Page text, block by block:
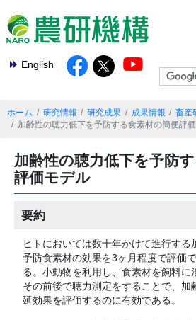
English
ホーム 研究情報 研究成果 成果情報
畜産
加齢性の聴力低下を予防する食素材の簡便評
加齢性の聴力低下を予防
評価モデル
要約
ヒトにおいては数十年かけて進行する
予防食素材の効果を3ヶ月程度で評価
る。小動物を利用し、食素材を飼料に
その前後で聴力測定をすることで、加
延効果を評価するのに有効である。